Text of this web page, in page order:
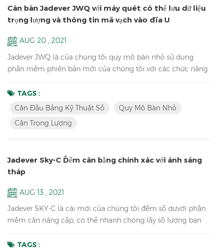
Cân bàn Jadever JWQ với máy quét có thể lưu dữ liệu
trọng lượng và thông tin mã vạch vào đĩa U
AUG 20 , 2021
Jadever JWQ là của chúng tôi quy mô bàn nhỏ sử dụng
phần mềm phiên bản mới của chúng tôi với các chức năng
có thể lưu dữ liệu trọng lượng và thông tin mã vạch trong
đĩa chữ U với máy quét. Đặc trưng: Đếm mẫu Cân đầu bảng
tích lũy Độ phân giải lên đến 1 / 15.000 (dung lượng cài đặt...
TAGS :
Cân Đầu Bảng Kỹ Thuật Số
Quy Mô Bàn Nhỏ
Cân Trọng Lượng
Jadever Sky-C Đếm cân bằng chính xác với ánh sáng
tháp
AUG 13 , 2021
Jadever SKY-C là cái mới của chúng tôi đếm số dưvới phần
mềm cân nâng cấp, có thể nhanh chóng lấy số lượng bạn
tháp, lý tưởng cho đóng gói. phím Tính năng: độ phân giải
TAGS :